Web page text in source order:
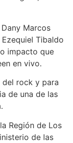
Marcos
Tibaldo
impacto que
en vivo.
rock y para
de una de las
Región de Los
de las